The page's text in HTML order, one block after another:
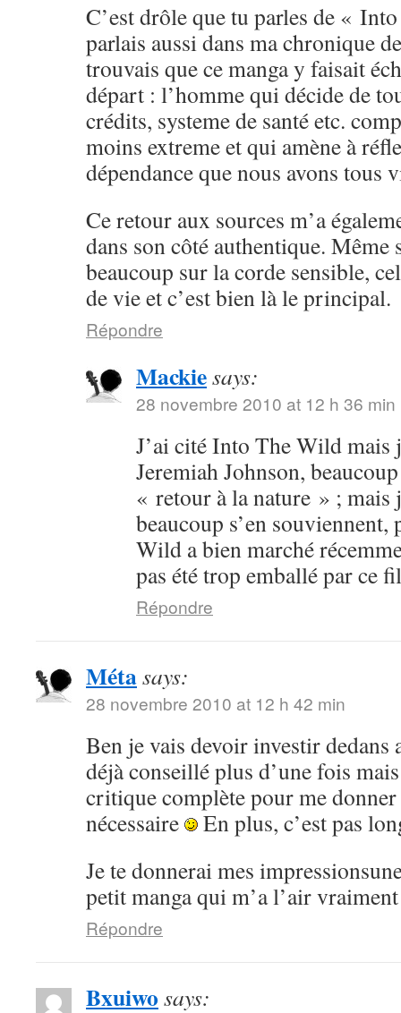
C’est drôle que tu parles de «
parlais aussi dans ma chronique
trouvais que ce manga y faisait
départ : l’homme qui décide de
crédits, systeme de santé etc.
moins extreme et qui amène à
dépendance que nous avons tous
Ce retour aux sources m’a
dans son côté authentique.
beaucoup sur la corde sensible,
de vie et c’est bien là le principal.
Répondre
Mackiesays:
28 novembre 2010 at 12 h 36 min
J’ai cité Into The Wild mais
Jeremiah Johnson,
« retour à la nature » ; mais
beaucoup s’en
Wild a bien marché
pas été trop emballé par ce
Répondre
Métasays:
28 novembre 2010 at 12 h 42 min
Ben je vais devoir investir dedans
déjà conseillé plus d’une fois
critique complète pour me
nécessaire
En plus, c’est pas
Je te donnerai mes
petit manga qui m’a l’air
Répondre
Bxuiwo says: